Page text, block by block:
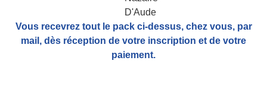
Vous recevrez tout le pack ci-dessus, chez vous, par
mail, dès réception de votre inscription et de votre
paiement.